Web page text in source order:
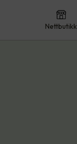
Nettbutikk